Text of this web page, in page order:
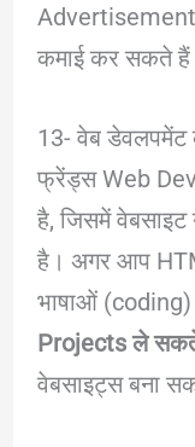
कमाई कर सकते
13- वेब डेवलपमेंट
फ्रेंड्स Web
है, जिसमें वेबसाइट
है। अगर आप
भाषाओं
Projects ले
वेबसाइट्स बना